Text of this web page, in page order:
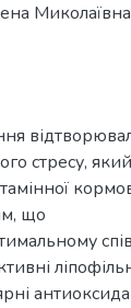
Миколаївна
стресу,
що